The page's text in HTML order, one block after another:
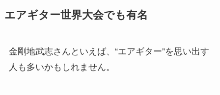
エアギター世界大会でも有名
金剛地武志さんといえば、“エアギター”を思い出す
人も多いかもしれません。